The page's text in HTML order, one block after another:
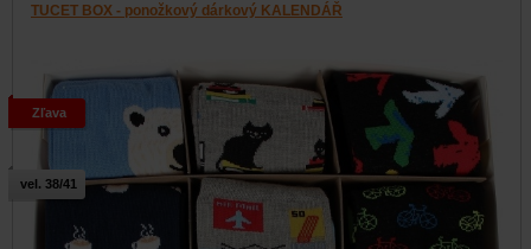
TUCET BOX - ponožkový dárkový KALENDÁŘ
vel. 38/41
Zľava